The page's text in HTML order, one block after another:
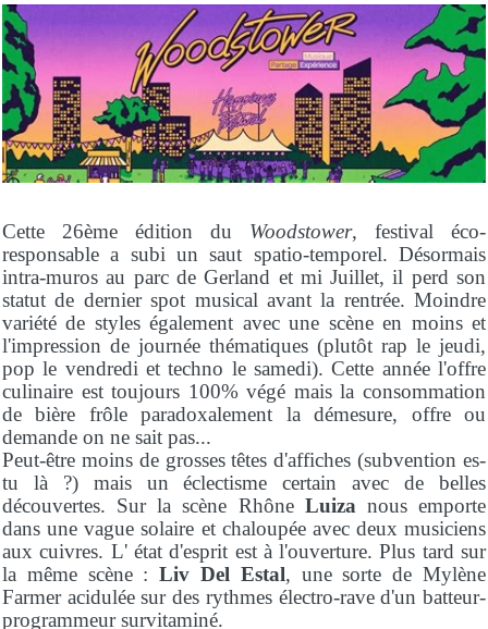
Cette 26ème édition du Woodstower, festival éco-
responsable a subi un saut spatio-temporel. Désormais
intra-muros au parc de Gerland et mi Juillet, il perd son
statut de dernier spot musical avant la rentrée. Moindre
variété de styles également avec une scène en moins et
l'impression de journée thématiques (plutôt rap le jeudi,
pop le vendredi et techno le samedi). Cette année l'offre
culinaire est toujours 100% végé mais la consommation
de bière frôle paradoxalement la démesure, offre ou
demande on ne sait pas...
Peut-être moins de grosses têtes d'affiches (subvention es-
tu là ?) mais un éclectisme certain avec de belles
découvertes. Sur la scène Rhône Luizanous emporte
dans une vague solaire et chaloupée avec deux musiciens
aux cuivres. L' état d'esprit est à l'ouverture. Plus tard sur
la même scène :Liv Del Estal, une sorte de Mylène
Farmer acidulée sur des rythmes électro-rave d'un batteur-
programmeur survitaminé.